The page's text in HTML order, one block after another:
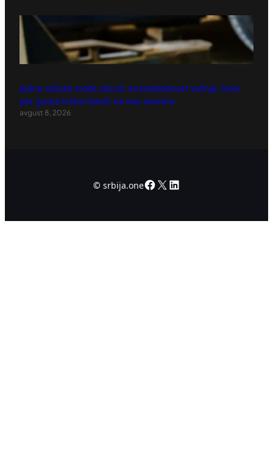
Jedna odluka može uticati na bezbednost vožnje: Novi
par guma treba staviti na ovu osovinu
avgust 8, 2026
© srbija.oneFacebook
X LinkedIn